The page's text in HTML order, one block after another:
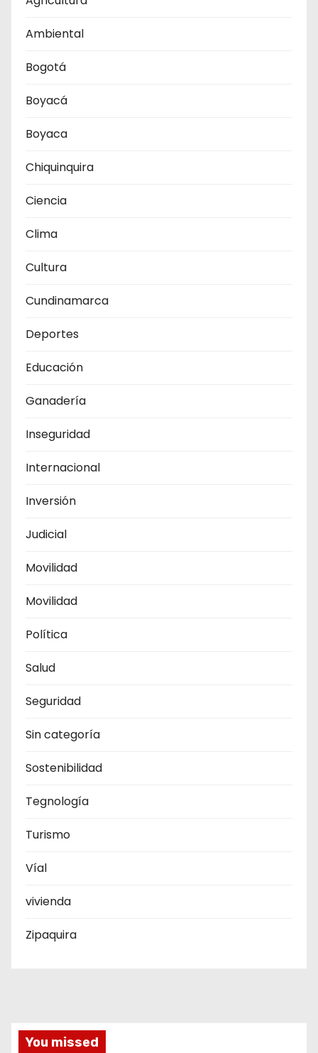
Ambiental
Bogotá
Boyacá
Boyaca
Chiquinquira
Ciencia
Clima
Cultura
Cundinamarca
Deportes
Educación
Ganadería
Inseguridad
Internacional
Inversión
Judicial
Movilidad
Movilidad
Política
Salud
Seguridad
Sin categoría
Sostenibilidad
Tegnología
Turismo
Víal
vivienda
Zipaquira
You missed